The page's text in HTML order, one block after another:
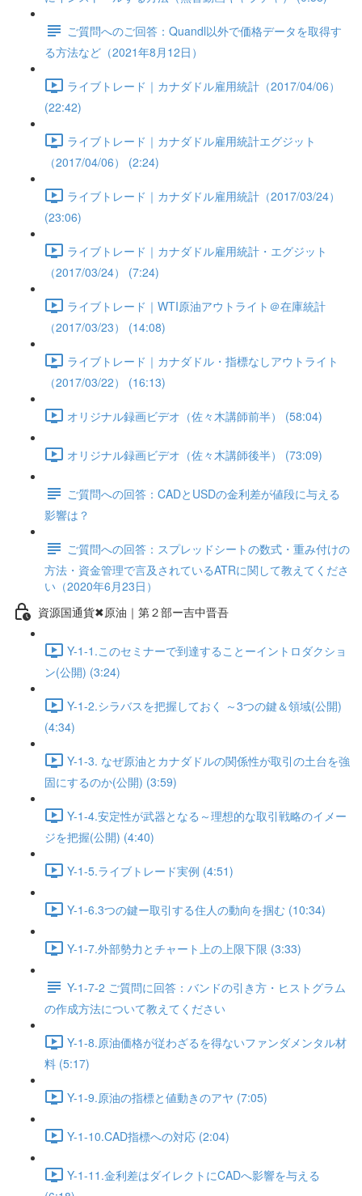
ご質問へのご回答：Quandl以外で価格データを取得す
る方法など（2021年8月12日）
ライブトレード｜カナダドル雇用統計（2017/04/06）
(22:42)
ライブトレード｜カナダドル雇用統計エグジット
（2017/04/06） (2:24)
ライブトレード｜カナダドル雇用統計（2017/03/24）
(23:06)
ライブトレード｜カナダドル雇用統計・エグジット
（2017/03/24） (7:24)
ライブトレード｜WTI原油アウトライト＠在庫統計
（2017/03/23） (14:08)
ライブトレード｜カナダドル・指標なしアウトライト
（2017/03/22） (16:13)
オリジナル録画ビデオ（佐々木講師前半） (58:04)
オリジナル録画ビデオ（佐々木講師後半） (73:09)
ご質問への回答：CADとUSDの金利差が値段に与える
影響は？
ご質問への回答：スプレッドシートの数式・重み付けの
方法・資金管理で言及されているATRに関して教えてくださ
い（2020年6月23日）
資源国通貨✖原油｜第２部ー吉中晋吾
Y-1-1.このセミナーで到達することーイントロダクショ
ン(公開) (3:24)
Y-1-2.シラバスを把握しておく ～3つの鍵＆領域(公開)
(4:34)
Y-1-3. なぜ原油とカナダドルの関係性が取引の土台を強
固にするのか(公開) (3:59)
Y-1-4.安定性が武器となる～理想的な取引戦略のイメー
ジを把握(公開) (4:40)
Y-1-5.ライブトレード実例 (4:51)
Y-1-6.3つの鍵ー取引する住人の動向を掴む (10:34)
Y-1-7.外部勢力とチャート上の上限下限 (3:33)
Y-1-7-2 ご質問に回答：バンドの引き方・ヒストグラム
の作成方法について教えてください
Y-1-8.原油価格が従わざるを得ないファンダメンタル材
料 (5:17)
Y-1-9.原油の指標と値動きのアヤ (7:05)
Y-1-10.CAD指標への対応 (2:04)
Y-1-11.金利差はダイレクトにCADへ影響を与える